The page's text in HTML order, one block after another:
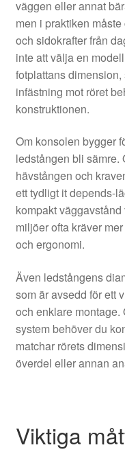
väggen eller annat
men i praktiken
och sidokrafter från
inte att välja en
fotplattans
infästning mot röret
konstruktionen.
Om konsolen bygger
ledstången bli sämre.
hävstången och
ett tydligt it depends-
kompakt
miljöer ofta kräver
och ergonomi.
Även ledstångens
som är avsedd för ett
och enklare montage.
system behöver du
matchar rörets
överdel eller annan
Viktiga